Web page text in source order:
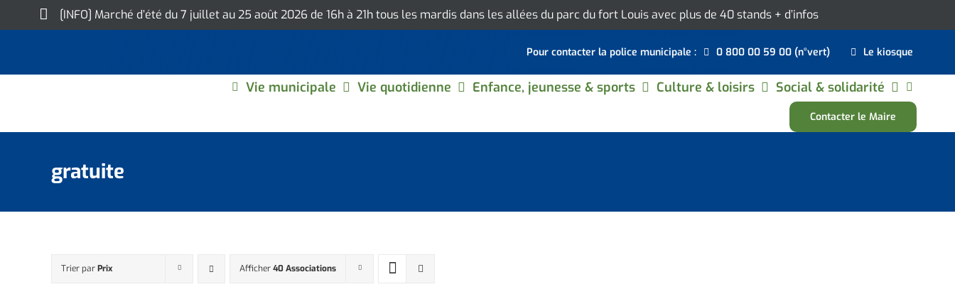
to
[INFO] Marché d’été du 7 juillet au 25 août 2026 de 16h à 21h tous les mardis dans les allées du parc du fort Louis avec plus de 40 stands + d’infos
Pour contacter la police municipale : 0 800 00 59 00 (n°vert) Le kiosque
Vie municipale Vie quotidienne Enfance, jeunesse & sports Culture & loisirs Social & solidarité
Contacter le Maire
gratuite
Trier parPrix Afficher40 Associations